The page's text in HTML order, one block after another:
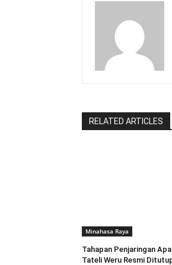
RELATED ARTICLES
Minahasa Raya
Tahapan Penjaringan
Tateli Weru Resmi